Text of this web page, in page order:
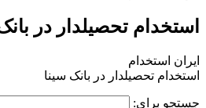
استخدام تحصیلدار در
ایران استخدام
استخدام تحصیلدار در بانک سینا
جستجو برای: